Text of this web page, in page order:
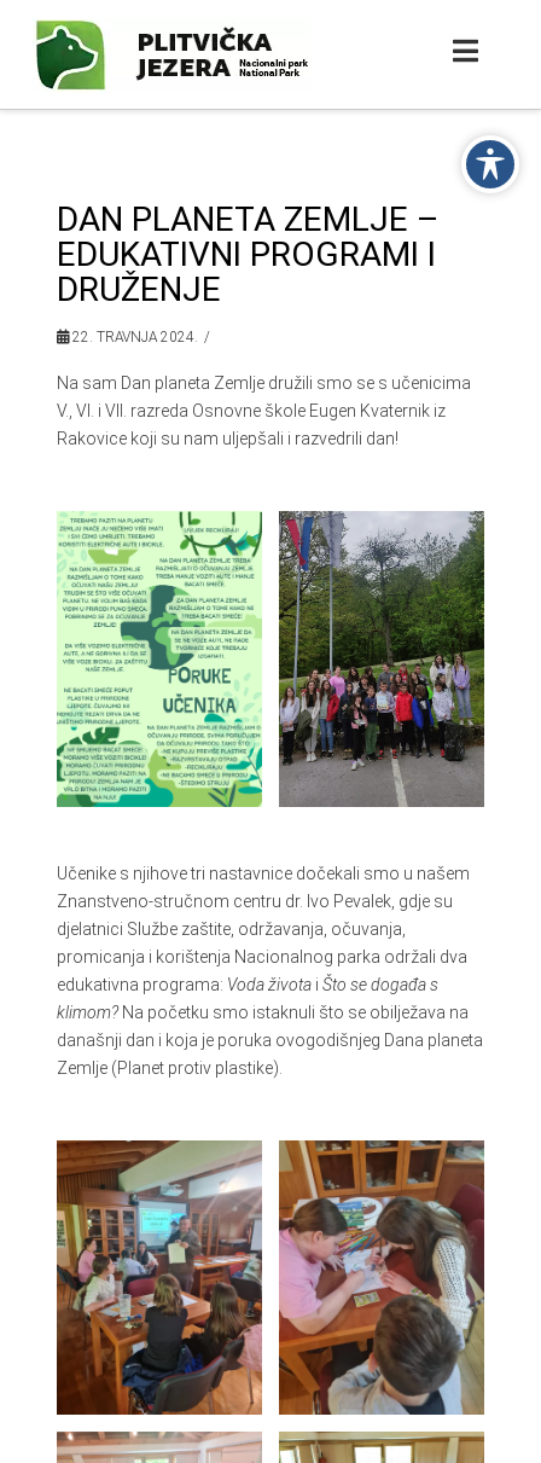
DAN PLANETA ZEMLJE –
EDUKATIVNI PROGRAMI I
DRUŽENJE
22. TRAVNJA 2024.
Na sam Dan planeta Zemlje družili smo se s učenicima
V., VI. i VII. razreda Osnovne škole Eugen Kvaternik iz
Rakovice koji su nam uljepšali i razvedrili dan!
Učenike s njihove tri nastavnice dočekali smo u našem
Znanstveno-stručnom centru dr. Ivo Pevalek, gdje su
djelatnici Službe zaštite, održavanja, očuvanja,
promicanja i korištenja Nacionalnog parka održali dva
edukativna programa: Voda životai Što se događa s
klimom?Na početku smo istaknuli što se obilježava na
današnji dan i koja je poruka ovogodišnjeg Dana planeta
Zemlje (Planet protiv plastike).